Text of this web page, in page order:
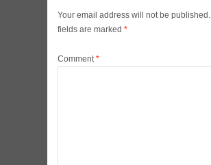
Your email address will not be published.
fields are marked *
Comment*